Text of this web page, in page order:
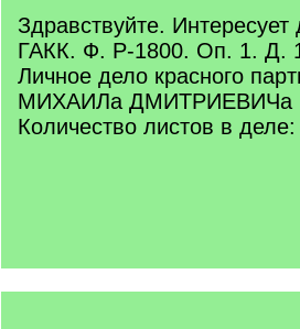
Здравствуйте. Интересует
ГАКК. Ф. Р-1800. Оп. 1. Д.
Личное дело красного
МИХАИЛа ДМИТРИЕВИЧа
Количество листов в